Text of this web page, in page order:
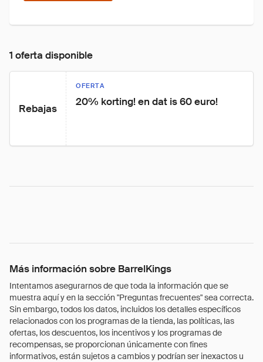
1 oferta disponible
Rebajas
OFERTA
20% korting! en dat is 60 euro!
Más información sobre BarrelKings
Intentamos asegurarnos de que toda la información que se
muestra aquí y en la sección "Preguntas frecuentes" sea correcta.
Sin embargo, todos los datos, incluidos los detalles específicos
relacionados con los programas de la tienda, las políticas, las
ofertas, los descuentos, los incentivos y los programas de
recompensas, se proporcionan únicamente con fines
informativos, están sujetos a cambios y podrían ser inexactos u